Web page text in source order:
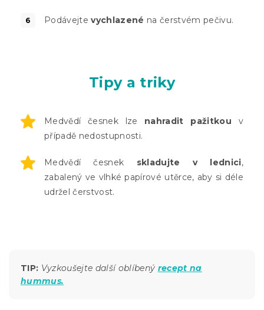
Podávejtevychlazené na čerstvém pečivu.
Tipy a triky
Medvědí česnek lze nahradit pažitkou v
případě nedostupnosti.
Medvědí česnek skladujte v lednici,
zabalený ve vlhké papírové utěrce, aby si déle
udržel čerstvost.
TIP: Vyzkoušejte další oblíbený recept na
hummus.